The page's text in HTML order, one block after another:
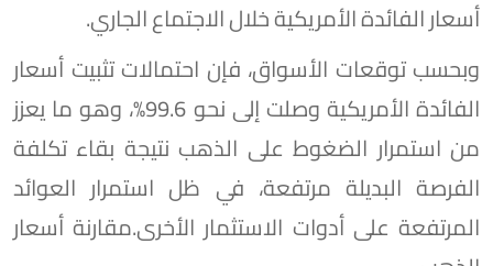
أسعار الفائدة الأمريكية خلال الاجتماع الجاري.
وبحسب توقعات الأسواق، فإن احتمالات تثبيت أسعار
الفائدة الأمريكية وصلت إلى نحو 99.6%، وهو ما يعزز
من استمرار الضغوط على الذهب نتيجة بقاء تكلفة
الفرصة البديلة مرتفعة، في ظل استمرار العوائد
المرتفعة على أدوات الاستثمار الأخرى.مقارنة أسعار